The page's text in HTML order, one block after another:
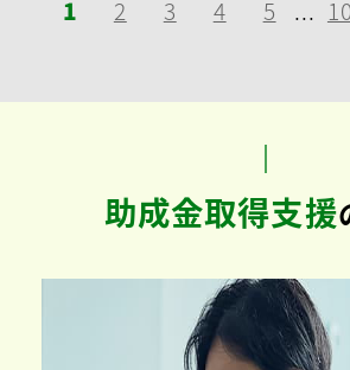
【勝浦市】融資・貸付：
「勝浦市中小企業資金融
介」
化などに必要な資金の融資を行い、併せて利子
申込方法ほか詳細情報は、「詳細情報を見る」